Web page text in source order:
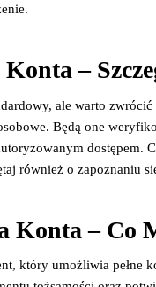
–
ale warto
Będą one
dostępem.
również o zapoznaniu
– Co
który umożliwia pełne